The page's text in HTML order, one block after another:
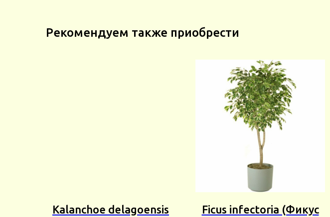
Рекомендуем также приобрести
Kalanchoe delagoensis
Ficus infectoria (Фикус